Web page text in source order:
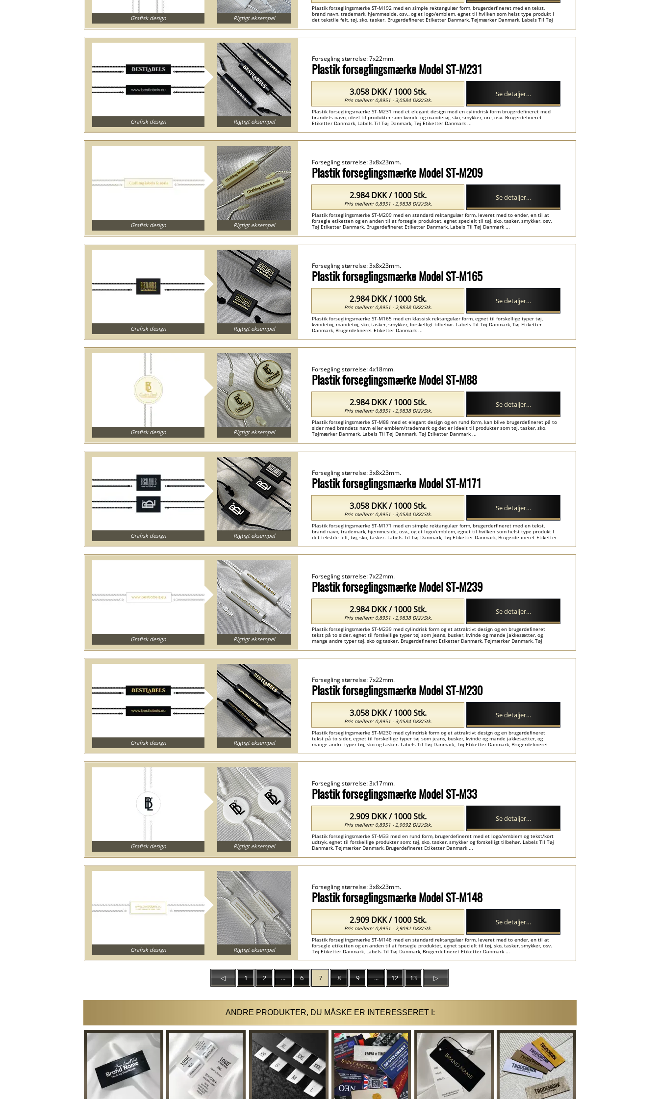
Plastik forseglingsmærke ST-M192 med en simple rektangulær form, brugerderfineret med en tekst,
brand navn, trademark, hjemmeside, osv., og et logo/emblem, egnet til hvilken som helst type produkt I
det tekstile felt, tøj, sko, tasker. Brugerdefineret Etiketter Danmark, Tøjmærker Danmark, Labels Til Tøj
Grafisk design Rigtigt eksempel
Plastik forseglingsmærke Model ST-M231
Forsegling størrelse: 7x22mm.
Plastik forseglingsmærke ST-M231 med et elegant design med en cylindrisk form brugerdefineret med
brandets navn, ideel til produkter som kvinde og mandetøj, sko, smykker, ure, osv. Brugerdefineret
Etiketter Danmark, Labels Til Tøj Danmark, Tøj Etiketter Danmark ...
3.058 DKK / 1000 Stk.
Pris mellem: 0,8951 - 3,0584 DKK/Stk.
Se detaljer…
Grafisk design Rigtigt eksempel
Plastik forseglingsmærke Model ST-M209
Forsegling størrelse: 3x8x23mm.
Plastik forseglingsmærke ST-M209 med en standard rektangulær form, leveret med to ender, en til at
forsegle etiketten og en anden til at forsegle produktet, egnet specielt til tøj, sko, tasker, smykker, osv.
Tøj Etiketter Danmark, Brugerdefineret Etiketter Danmark, Labels Til Tøj Danmark ...
2.984 DKK / 1000 Stk.
Pris mellem: 0,8951 - 2,9838 DKK/Stk.
Se detaljer…
Grafisk design Rigtigt eksempel
Plastik forseglingsmærke Model ST-M165
Forsegling størrelse: 3x8x23mm.
Plastik forseglingsmærke ST-M165 med en klassisk rektangulær form, egnet til forskellige typer tøj,
kvindetøj, mandetøj, sko, tasker, smykker, forskelligt tilbehør. Labels Til Tøj Danmark, Tøj Etiketter
Danmark, Brugerdefineret Etiketter Danmark ...
2.984 DKK / 1000 Stk.
Pris mellem: 0,8951 - 2,9838 DKK/Stk.
Se detaljer…
Grafisk design Rigtigt eksempel
Plastik forseglingsmærke Model ST-M88
Forsegling størrelse: 4x18mm.
Plastik forseglingsmærke ST-M88 med et elegant design og en rund form, kan blive brugerdefineret på to
sider med brandets navn eller emblem/trademark og det er ideelt til produkter som tøj, tasker, sko.
Tøjmærker Danmark, Labels Til Tøj Danmark, Tøj Etiketter Danmark ...
2.984 DKK / 1000 Stk.
Pris mellem: 0,8951 - 2,9838 DKK/Stk.
Se detaljer…
Grafisk design Rigtigt eksempel
Plastik forseglingsmærke Model ST-M171
Forsegling størrelse: 3x8x23mm.
Plastik forseglingsmærke ST-M171 med en simple rektangulær form, brugerderfineret med en tekst,
brand navn, trademark, hjemmeside, osv., og et logo/emblem, egnet til hvilken som helst type produkt I
det tekstile felt, tøj, sko, tasker. Labels Til Tøj Danmark, Tøj Etiketter Danmark, Brugerdefineret Etiketter
3.058 DKK / 1000 Stk.
Pris mellem: 0,8951 - 3,0584 DKK/Stk.
Se detaljer…
Grafisk design Rigtigt eksempel
Plastik forseglingsmærke Model ST-M239
Forsegling størrelse: 7x22mm.
Plastik forseglingsmærke ST-M239 med cylindrisk form og et attraktivt design og en brugerdefineret
tekst på to sider, egnet til forskellige typer tøj som jeans, busker, kvinde og mande jakkesætter, og
mange andre typer tøj, sko og tasker. Brugerdefineret Etiketter Danmark, Tøjmærker Danmark, Tøj
2.984 DKK / 1000 Stk.
Pris mellem: 0,8951 - 2,9838 DKK/Stk.
Se detaljer…
Grafisk design Rigtigt eksempel
Plastik forseglingsmærke Model ST-M230
Forsegling størrelse: 7x22mm.
Plastik forseglingsmærke ST-M230 med cylindrisk form og et attraktivt design og en brugerdefineret
tekst på to sider, egnet til forskellige typer tøj som jeans, busker, kvinde og mande jakkesætter, og
mange andre typer tøj, sko og tasker. Labels Til Tøj Danmark, Tøj Etiketter Danmark, Brugerdefineret
3.058 DKK / 1000 Stk.
Pris mellem: 0,8951 - 3,0584 DKK/Stk.
Se detaljer…
Grafisk design Rigtigt eksempel
Plastik forseglingsmærke Model ST-M33
Forsegling størrelse: 3x17mm.
Plastik forseglingsmærke ST-M33 med en rund form, brugerdefineret med et logo/emblem og tekst/kort
udtryk, egnet til forskellige produkter som: tøj, sko, tasker, smykker og forskelligt tilbehør. Labels Til Tøj
Danmark, Tøjmærker Danmark, Brugerdefineret Etiketter Danmark ...
2.909 DKK / 1000 Stk.
Pris mellem: 0,8951 - 2,9092 DKK/Stk.
Se detaljer…
Grafisk design Rigtigt eksempel
Plastik forseglingsmærke Model ST-M148
Forsegling størrelse: 3x8x23mm.
Plastik forseglingsmærke ST-M148 med en standard rektangulær form, leveret med to ender, en til at
forsegle etiketten og en anden til at forsegle produktet, egnet specielt til tøj, sko, tasker, smykker, osv.
Tøj Etiketter Danmark, Labels Til Tøj Danmark, Brugerdefineret Etiketter Danmark ...
2.909 DKK / 1000 Stk.
Pris mellem: 0,8951 - 2,9092 DKK/Stk.
Se detaljer…
Grafisk design Rigtigt eksempel
◁ 1 2 ... 6 7 8 9 ... 12 13 ▷
ANDRE PRODUKTER, DU MÅSKE ER INTERESSERET I: